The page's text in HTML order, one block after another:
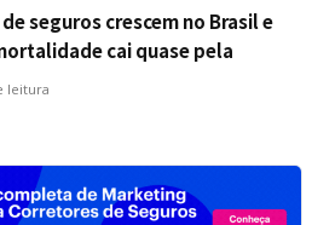
seguros crescem no Brasil e
cai quase pela
estudo
leitura